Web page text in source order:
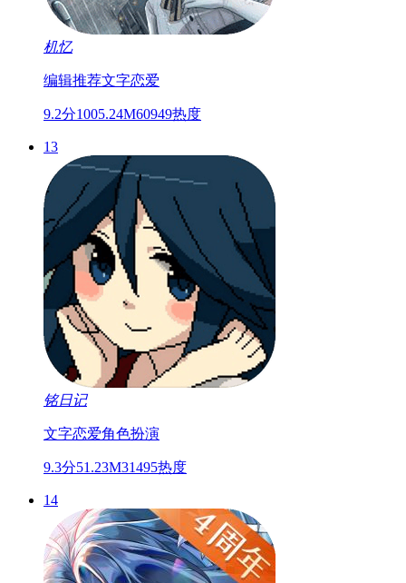
机忆
编辑推荐文字恋爱
9.2分1005.24M60949热度
13
铭日记
文字恋爱角色扮演
9.3分51.23M31495热度
14